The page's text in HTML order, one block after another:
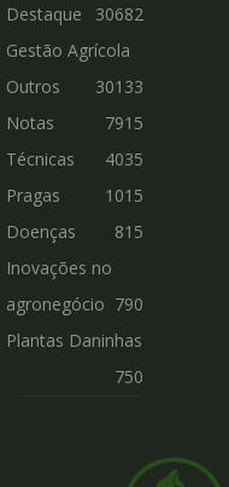
Destaque
30682
Gestão Agrícola
30133
Outros
7915
Notas
Técnicas
4035
Pragas
1015
Doenças
815
Inovações no
agronegócio 790
Plantas Daninhas
750